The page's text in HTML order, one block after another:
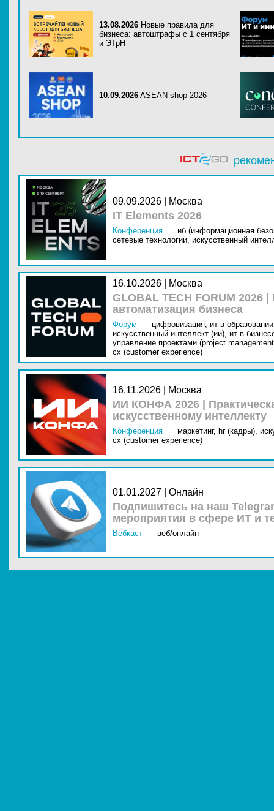
13.08.2026 Новые правила для
бизнеса: автоштрафы с 1 сентября
и ЭТрН
10.09.2026 ASEAN shop 2026
09.09.2026 | Москва
IT Elements 2026
Конференция
иб (информационная
сетевые технологии, искусственный
16.10.2026 | Москва
GLOBAL TECH FORUM
автоматизация бизнеса
Форум цифровизация, ит в
искусственный интеллект (ии), ит в
управление проектами (project
cx (customer experience)
16.11.2026 | Москва
ИИ КОНФА 2026 |
искусственному интеллекту
Конференция маркетинг, hr (кадры),
cx (customer experience)
01.01.2027 | Онлайн
Подпишитесь на наш
мероприятия в сфере ИТ и
Вебкаст веб/онлайн